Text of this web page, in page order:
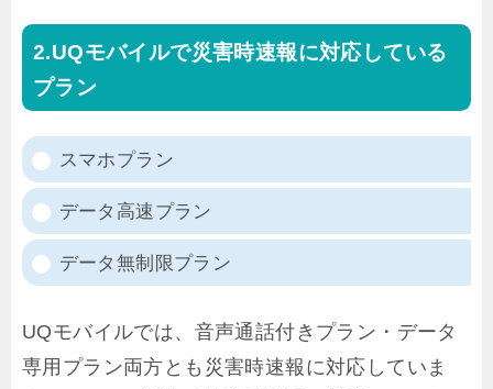
UQモバイルで災害時速報に対応している
プラン
スマホプラン
データ高速プラン
データ無制限プラン
UQモバイルでは、音声通話付きプラン・データ
専用プラン両方とも災害時速報に対応していま